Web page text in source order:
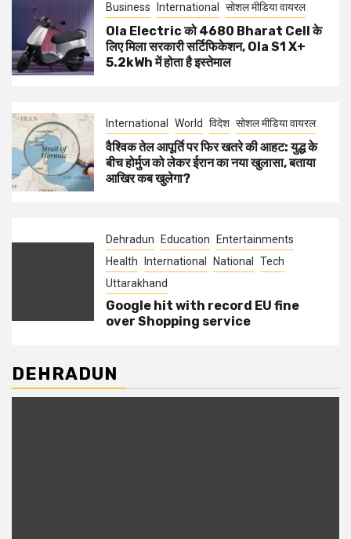
Business International सोशल मीडिया वायरल
Ola Electric को 4680 Bharat Cell के
लिए मिला सरकारी सर्टिफिकेशन, Ola S1 X+
5.2kWh में होता है इस्तेमाल
International World विदेश सोशल मीडिया वायरल
वैश्विक तेल आपूर्ति पर फिर खतरे की आहट: युद्ध के
बीच होर्मुज को लेकर ईरान का नया खुलासा, बताया
आखिर कब खुलेगा?
Dehradun Education
Entertainments
Health
International National
Tech
Uttarakhand
Google hit with record EU fine
over Shopping service
DEHRADUN